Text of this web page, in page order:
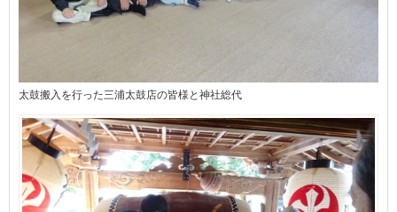
太鼓搬入を行った三浦太鼓店の皆様と神社総代